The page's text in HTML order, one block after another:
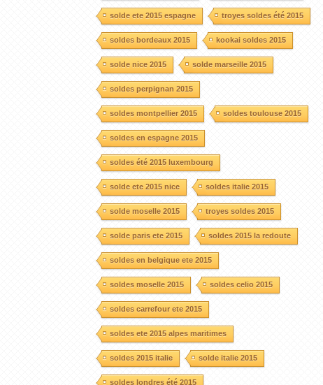
solde ete 2015 espagne troyes soldes été 2015
soldes bordeaux 2015 kookai soldes 2015
solde nice 2015 solde marseille 2015
soldes perpignan 2015
soldes montpellier 2015 soldes toulouse 2015
soldes en espagne 2015
soldes été 2015 luxembourg
solde ete 2015 nice soldes italie 2015
solde moselle 2015 troyes soldes 2015
solde paris ete 2015 soldes 2015 la redoute
soldes en belgique ete 2015
soldes moselle 2015 soldes celio 2015
soldes carrefour ete 2015
soldes ete 2015 alpes maritimes
soldes 2015 italie solde italie 2015
soldes londres été 2015